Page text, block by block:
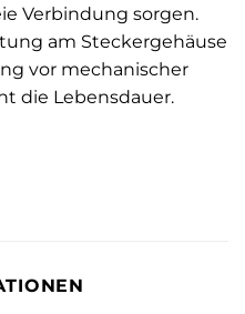
Verbindung sorgen.
am Steckergehäuse
vor mechanischer
die Lebensdauer.